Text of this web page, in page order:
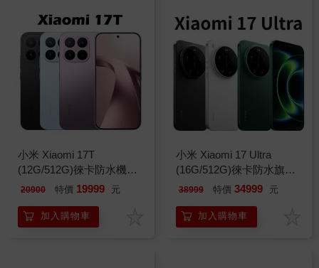
小米 Xiaomi 17T
(12G/512G)徠卡防水機※
送支架+內附保護殼※
20900 特價 19999 元
加入購物車
小米 Xiaomi 17 Ultra
(16G/512G)徠卡防水旗艦
機※送支架+內附保護殼※
38999 特價 34999 元
加入購物車